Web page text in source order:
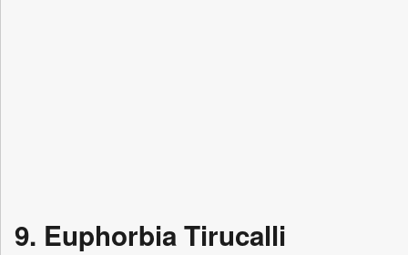
9. Euphorbia Tirucalli